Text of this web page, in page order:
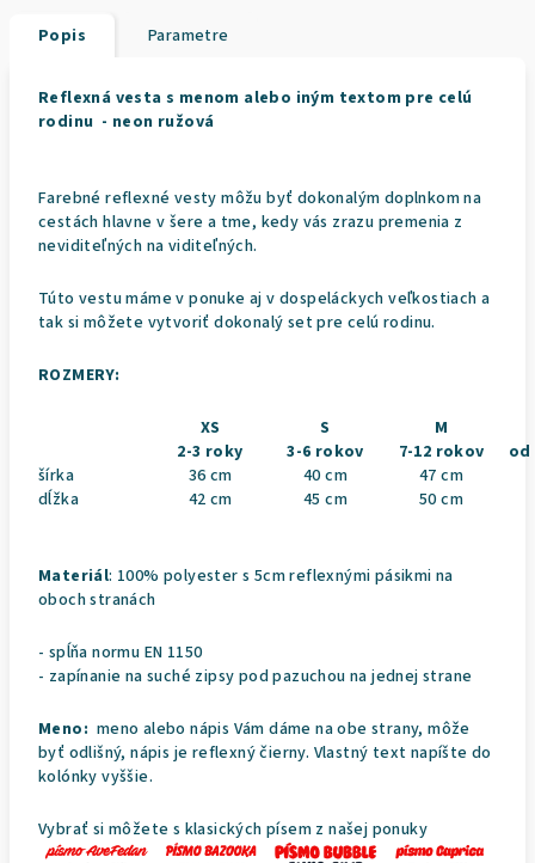
Popis Parametre
Reflexná vesta s menom alebo iným textom pre celú
rodinu - neon ružová
Farebné reflexné vesty môžu byť dokonalým doplnkom na
cestách hlavne v šere a tme, kedy vás zrazu premenia z
neviditeľných na viditeľných.
Túto vestu máme v ponuke aj v dospeláckych veľkostiach a
tak si môžete vytvoriť dokonalý set pre celú rodinu.
ROZMERY:
XS
2-3 roky
S
3-6 rokov
M
7-12 rokov
od
šírka
36 cm 40 cm
47 cm
dĺžka
42 cm 45 cm 50 cm
Materiál: 100% polyester s 5cm reflexnými pásikmi na
oboch stranách
- spĺňa normu EN 1150
- zapínanie na suché zipsy pod pazuchou na jednej strane
Meno: meno alebo nápis Vám dáme na obe strany, môže
byť odlišný, nápis je reflexný čierny. Vlastný text napíšte do
kolónky vyššie.
Vybrať si môžete s klasických písem z našej ponuky